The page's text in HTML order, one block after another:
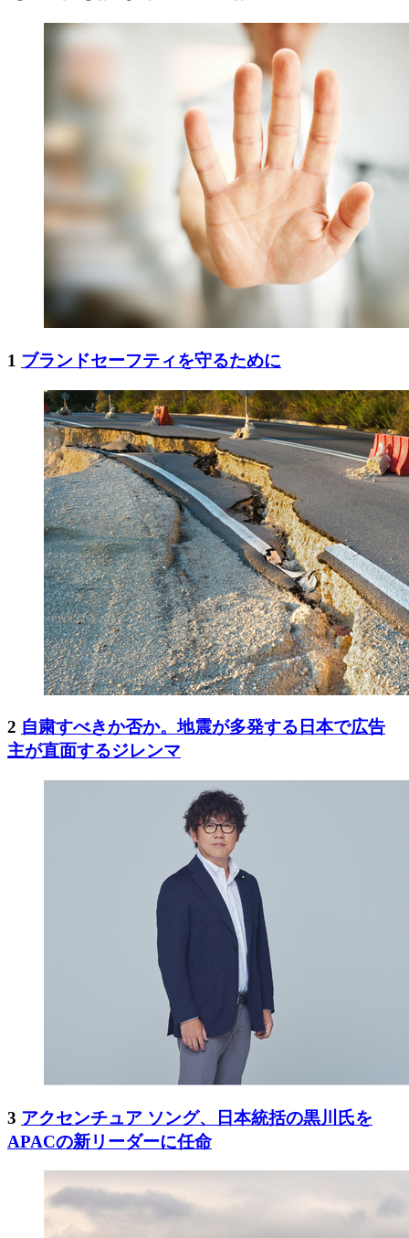
1 ブランドセーフティを守るために
2 自粛すべきか否か。地震が多発する日本で広告
主が直面するジレンマ
3 アクセンチュア ソング、日本統括の黒川氏を
APACの新リーダーに任命